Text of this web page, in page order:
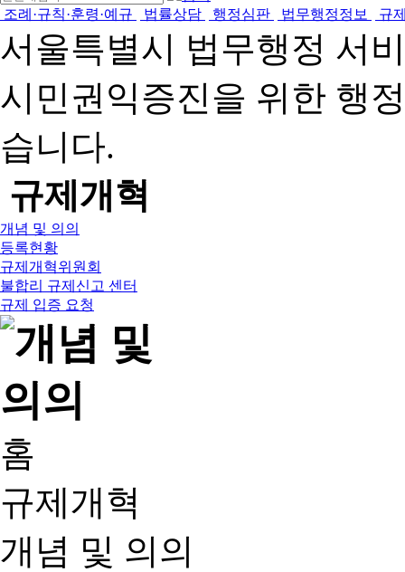
조례·규칙·훈령·예규 법률상담 행정심판 법무행정정보 규
서울특별시 법무행정 서
시민권익증진을 위한 행
습니다.
규제개혁
개념 및 의의
등록현황
규제개혁위원회
불합리 규제신고 센터
규제 입증 요청
홈
규제개혁
개념 및 의의